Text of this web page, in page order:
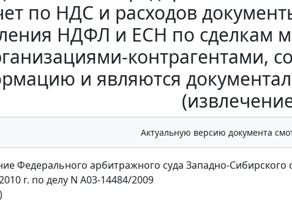
по НДС и расходов
НДФЛ и ЕСН по сделкам
контрагентами,
и являются
Актуальную версию документа
Федерального арбитражного суда Западно-Сибирского
г. по делу N А03-14484/2009